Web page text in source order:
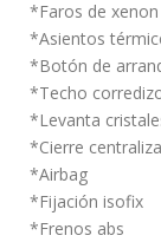
*Faros de xenon
*Asientos
*Botón de
*Techo
*Levanta
*Cierre
*Airbag
*Fijación isofix
*Frenos abs